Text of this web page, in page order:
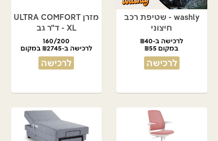
washly - שטיפת רכב
חיצוני
לרכישה ב-₪40
במקום ₪55
לרכישה
מזרן ULTRA COMFORT
XL - ד"ר גב
160/200
לרכישה ב-₪2745 במקום
₪5490
לרכישה